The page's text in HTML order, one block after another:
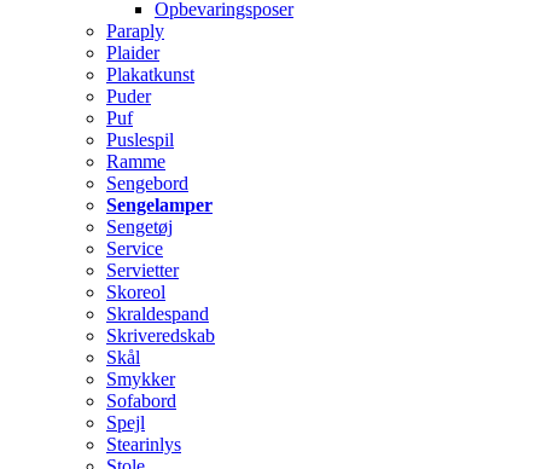
Opbevaringsposer
Paraply
Plaider
Plakatkunst
Puder
Puf
Puslespil
Ramme
Sengebord
Sengelamper
Sengetøj
Service
Servietter
Skoreol
Skraldespand
Skriveredskab
Skål
Smykker
Sofabord
Spejl
Stearinlys